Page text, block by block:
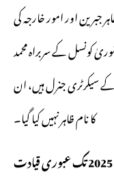
جبرین اور امور خارجہ کی
کونسل کے سربراہ محمد
سیکرٹری جنرل ہیں، ان
کا نام ظاہر نہیں کیا گیا۔